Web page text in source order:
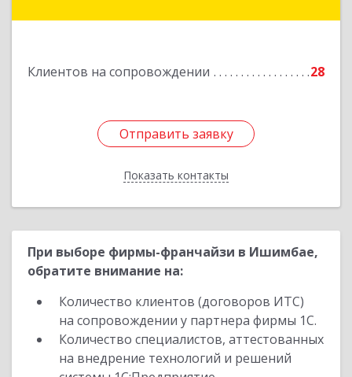
Клиентов на сопровождении 28
Отправить заявку
Показать контакты
Отправить заявку
Назад
При выборе фирмы-франчайзи в Ишимбае,
обратите внимание на:
Количество клиентов (договоров ИТС)
на сопровождении у партнера фирмы 1С.
Количество специалистов, аттестованных
на внедрение технологий и решений